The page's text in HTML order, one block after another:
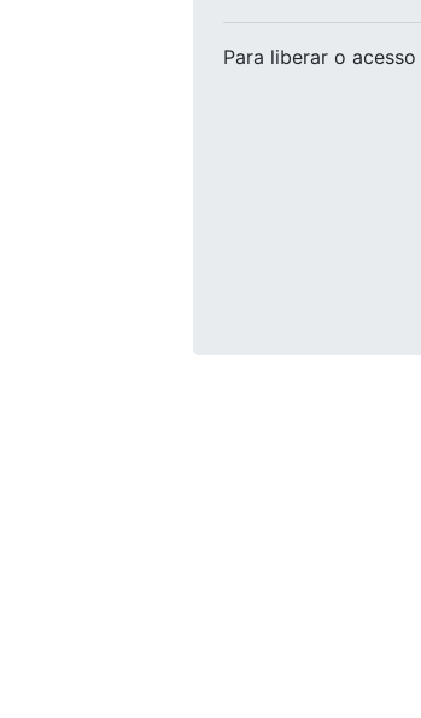
Para liberar o acesso